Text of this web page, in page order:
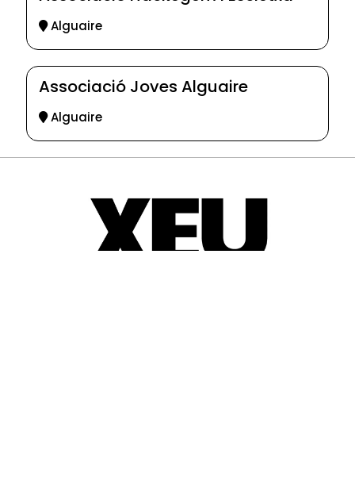
Alguaire
Associació Joves Alguaire
Alguaire